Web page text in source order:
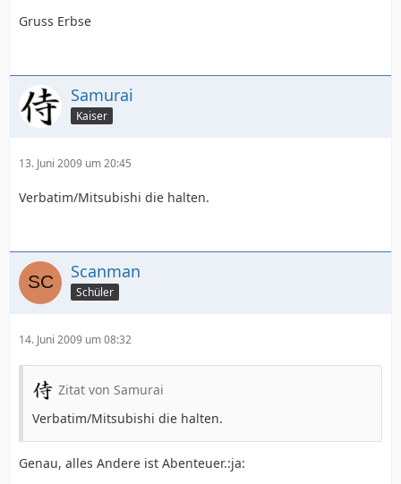
Gruss Erbse
Samurai
Kaiser
13. Juni 2009 um 20:45
Verbatim/Mitsubishi die halten.
Scanman
Schüler
14. Juni 2009 um 08:32
Zitat von Samurai
Verbatim/Mitsubishi die halten.
Genau, alles Andere ist Abenteuer.:ja: